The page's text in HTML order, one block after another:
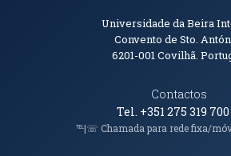
Informações de
Universidade da Beira
Convento de Sto.
6201-001Covilhã.
Contactos
Tel. +351 275 319
℡|☏ Chamada para rede fixa/